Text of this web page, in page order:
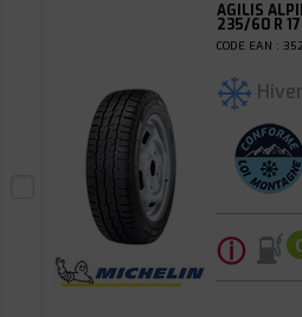
AGILIS
235/60 R 17
CODE EAN :
Hiver
ⓘ